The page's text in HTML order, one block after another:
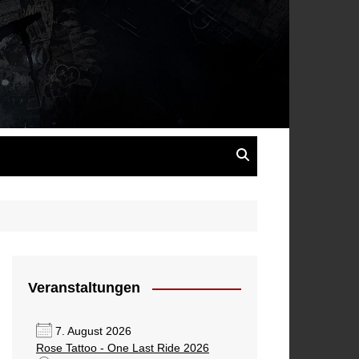
Veranstaltungen
7. August 2026
Rose Tattoo - One Last Ride 2026